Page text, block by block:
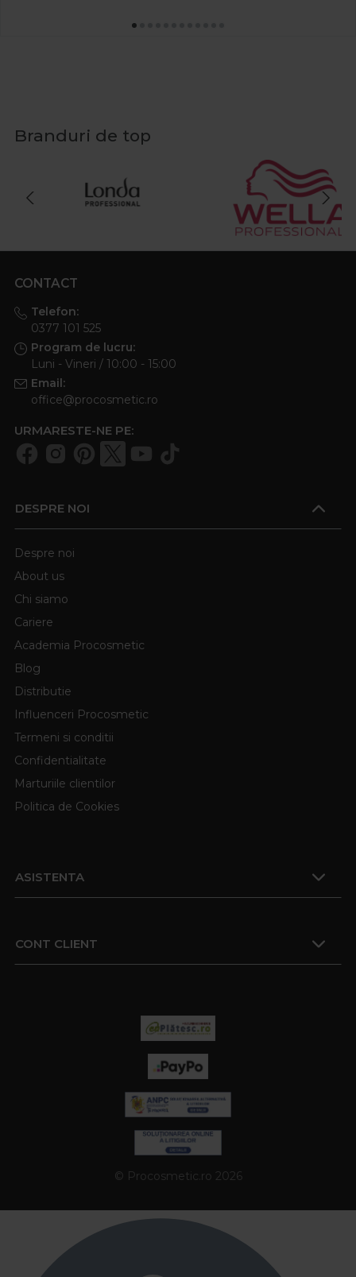
Branduri de top
CONTACT
Telefon:
0377 101 525
Program de lucru:
Luni - Vineri / 10:00 - 15:00
Email:
office@procosmetic.ro
URMARESTE-NE PE:
DESPRE NOI
Despre noi
About us
Chi siamo
Cariere
Academia Procosmetic
Blog
Distributie
Influenceri Procosmetic
Termeni si conditii
Confidentialitate
Marturiile clientilor
Politica de Cookies
ASISTENTA
CONT CLIENT
© Procosmetic.ro 2026